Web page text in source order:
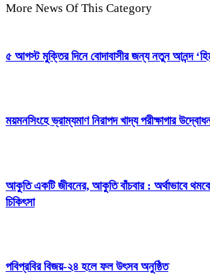
More News Of This Category
৫ আগস্ট মুক্তির দিনে বোদাবাসীর জন্য নতুন আনন্দ
ময়মনসিংহে ভ্রাম্যমাণ নিরাপদ খাদ্য পরীক্ষাগার
আকুতি একটি জীবনের, আকুতি বাঁচবার : অর্থাভাবে
চিকিৎসা
পবিপ্রবির বিজয়-২৪ হলে ফল উৎসব অনুষ্ঠিত